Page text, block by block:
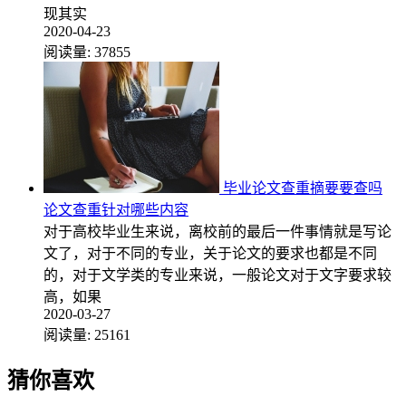
现其实
2020-04-23
阅读量: 37855
毕业论文查重摘要要查吗
论文查重针对哪些内容
对于高校毕业生来说，离校前的最后一件事情就是写论
文了，对于不同的专业，关于论文的要求也都是不同
的，对于文学类的专业来说，一般论文对于文字要求较
高，如果
2020-03-27
阅读量: 25161
猜你喜欢